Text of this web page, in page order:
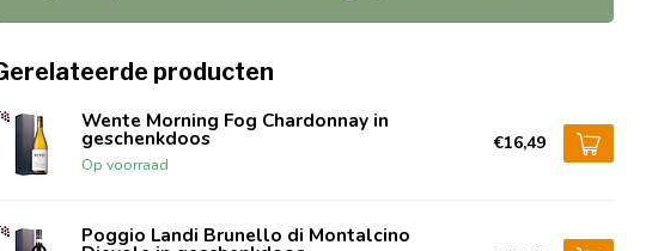
producten
Wente Morning Fog Chardonnay in
geschenkdoos
Op voorraad
€16,49
Poggio Landi Brunello di Montalcino